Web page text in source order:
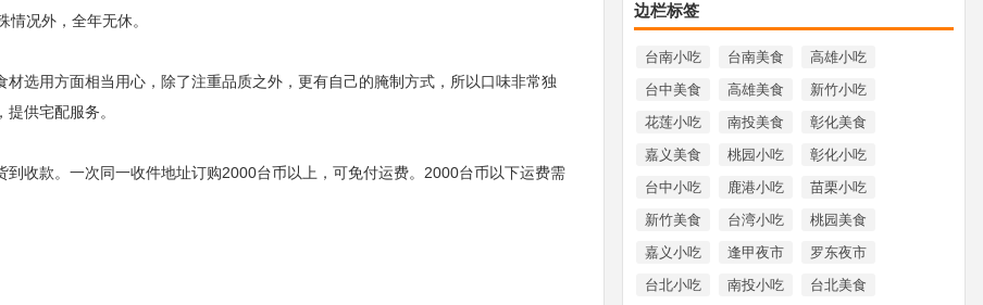
边栏标签
台南小吃 台南美食
高雄小吃
台中美食
高雄美食
新竹小吃
花莲小吃
南投美食
彰化美食
嘉义美食
桃园小吃
彰化小吃
台中小吃
鹿港小吃
苗栗小吃
新竹美食
台湾小吃
桃园美食
嘉义小吃
逢甲夜市
罗东夜市
台北小吃
南投小吃
台北美食
况外，全年无休。
选用方面相当用心，除了注重品质之外，更有自己的腌制方式，所以口味非常独
供宅配服务。
收款。一次同一收件地址订购2000台币以上，可免付运费。2000台币以下运费需